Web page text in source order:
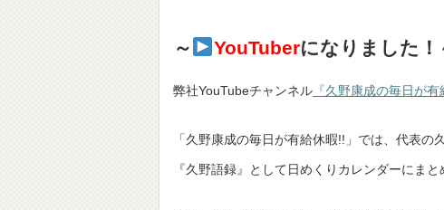
～ YouTuberになりました！
弊社YouTubeチャンネル 『久野康成の毎日が有
「久野康成の毎日が有給休暇!!」では、代表の
『久野語録』として日めくりカレンダーにま